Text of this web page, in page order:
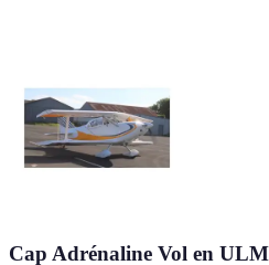
Cap Adrénaline Vol en